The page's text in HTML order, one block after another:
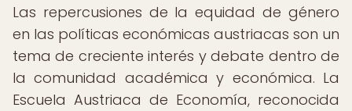
Las repercusiones de la equidad de género
en las políticas económicas austriacas son un
tema de creciente interés y debate dentro de
la comunidad académica y económica. La
Escuela Austriaca de Economía, reconocida